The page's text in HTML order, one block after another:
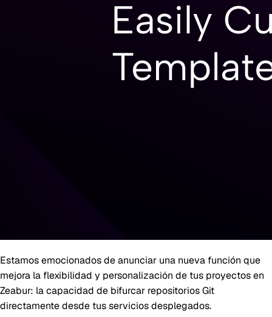
Estamos emocionados de anunciar una nueva función que
mejora la flexibilidad y personalización de tus proyectos en
Zeabur: la capacidad de bifurcar repositorios Git
directamente desde tus servicios desplegados.